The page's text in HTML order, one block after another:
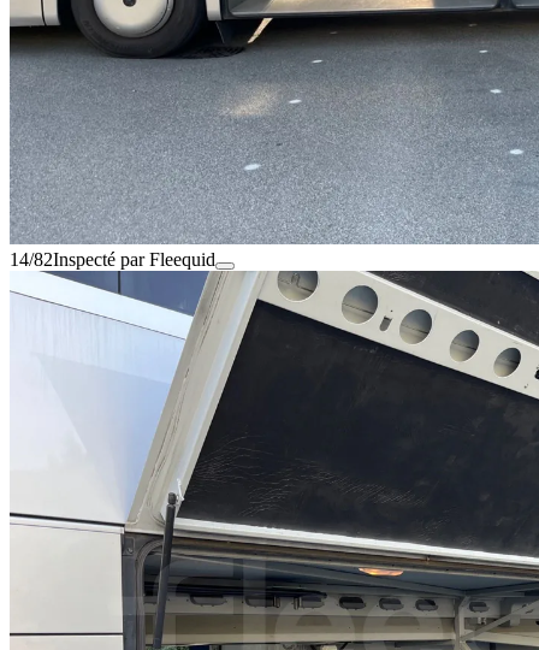
14/82Inspecté par Fleequid